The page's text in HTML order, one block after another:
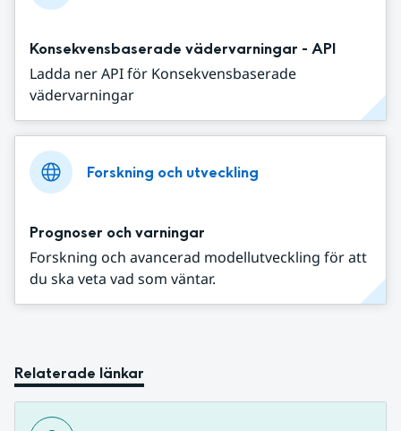
Konsekvensbaserade vädervarningar - API
Ladda ner API för Konsekvensbaserade
vädervarningar
Forskning och utveckling
Prognoser och varningar
Forskning och avancerad modellutveckling för att
du ska veta vad som väntar.
Relaterade länkar